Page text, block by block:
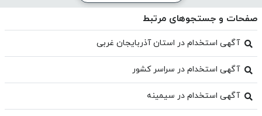
صفحات و جستجوهای مرتبط
آگهی استخدام در استان آذربایجان غربی
آگهی استخدام در سراسر کشور
آگهی استخدام در سیمینه